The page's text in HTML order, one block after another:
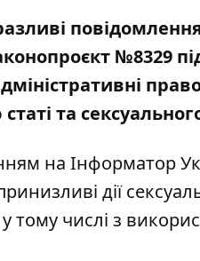
№8329
та
на Інформатор
дії
тому числі з